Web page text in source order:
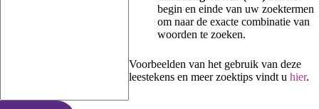
begin en einde van uw zoektermen
om naar de exacte combinatie van
woorden te zoeken.
Voorbeelden van het gebruik van deze
leestekens en meer zoektips vindt u hier.